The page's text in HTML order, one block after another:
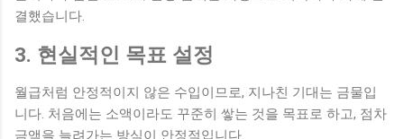
결했습니다.
3. 현실적인 목표 설정
월급처럼 안정적이지 않은 수입이므로, 지나친 기대는 금물입
니다. 처음에는 소액이라도 꾸준히 쌓는 것을 목표로 하고, 점차
금액을 늘려가는 방식이 안정적입니다.